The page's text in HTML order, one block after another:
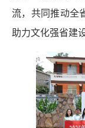
流，共同推动全
助力文化强省建设